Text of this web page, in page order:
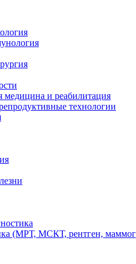
медицина и реабилитация
технологии
(МРТ, МСКТ, рентген,